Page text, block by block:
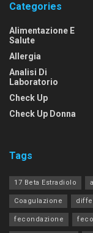
Categories
Alimentazione E
Salute
Allergia
Analisi Di
Laboratorio
Check Up
Check Up Donna
Tags
17 Beta Estradiolo
Coagulazione
fecondazione